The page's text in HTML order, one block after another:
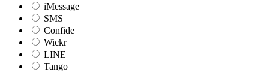
iMessage
SMS
Confide
Wickr
LINE
Tango